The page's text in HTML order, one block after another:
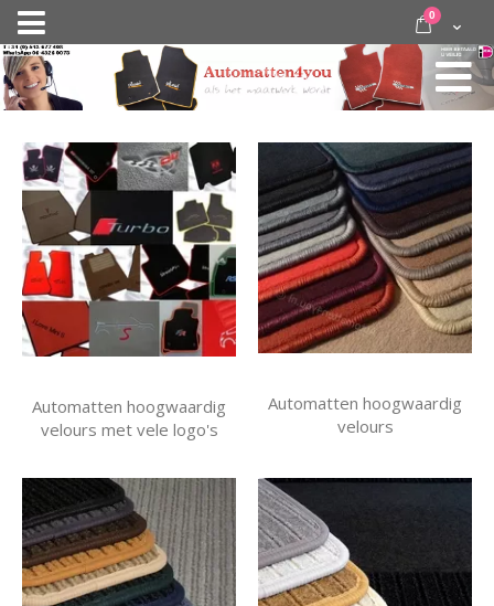
Nav
activeren
door
inhoud
Cart
0 items
Automatten hoogwaardig
velours met vele logo's
Automatten hoogwaardig
velours